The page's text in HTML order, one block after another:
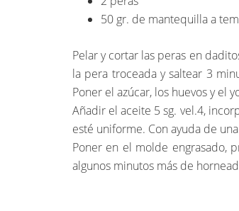
50 gr. de mantequilla a
Pelar y cortar las peras en
la pera troceada y saltear 3
Poner el azúcar, los huevos y el
Añadir el aceite 5 sg. vel.4,
esté uniforme. Con ayuda de
Poner en el molde engrasado,
algunos minutos más de